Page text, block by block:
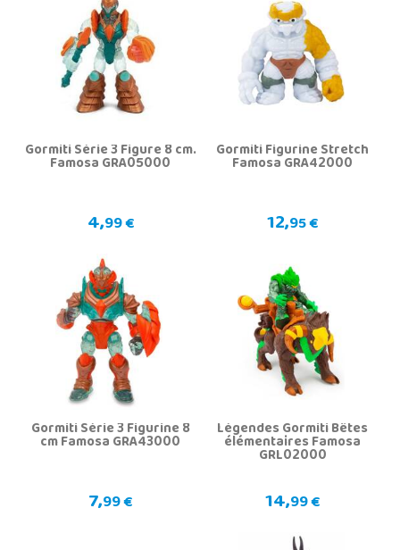
Gormiti Série 3 Figure 8 cm.
Famosa GRA05000
4,99 €
Gormiti Figurine Stretch
Famosa GRA42000
12,95 €
Gormiti Série 3 Figurine 8
cm Famosa GRA43000
7,99 €
Légendes Gormiti Bêtes
élémentaires Famosa
GRL02000
14,99 €